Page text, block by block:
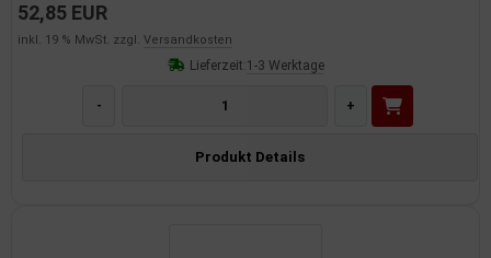
52,85 EUR
inkl. 19 % MwSt. zzgl. Versandkosten
Lieferzeit:1-3 Werktage
- +
Produkt Details